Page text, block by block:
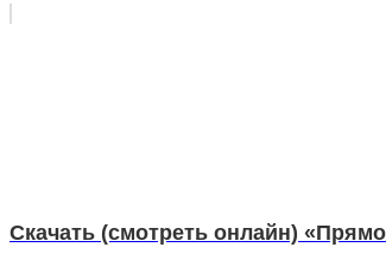
Скачать (смотреть онлайн)